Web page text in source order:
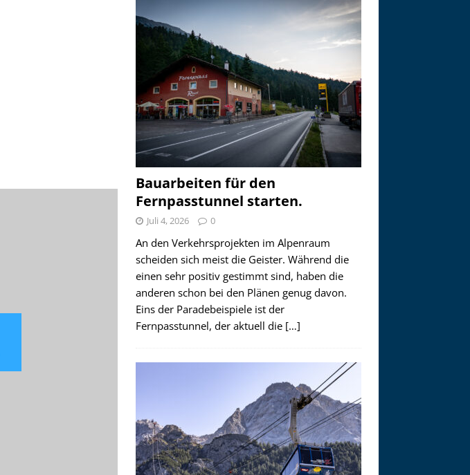
Bauarbeiten für den
Fernpasstunnel starten.
Juli 4, 2026 0
An den Verkehrsprojekten im Alpenraum
scheiden sich meist die Geister. Während die
einen sehr positiv gestimmt sind, haben die
anderen schon bei den Plänen genug davon.
Eins der Paradebeispiele ist der
Fernpasstunnel, der aktuell die […]